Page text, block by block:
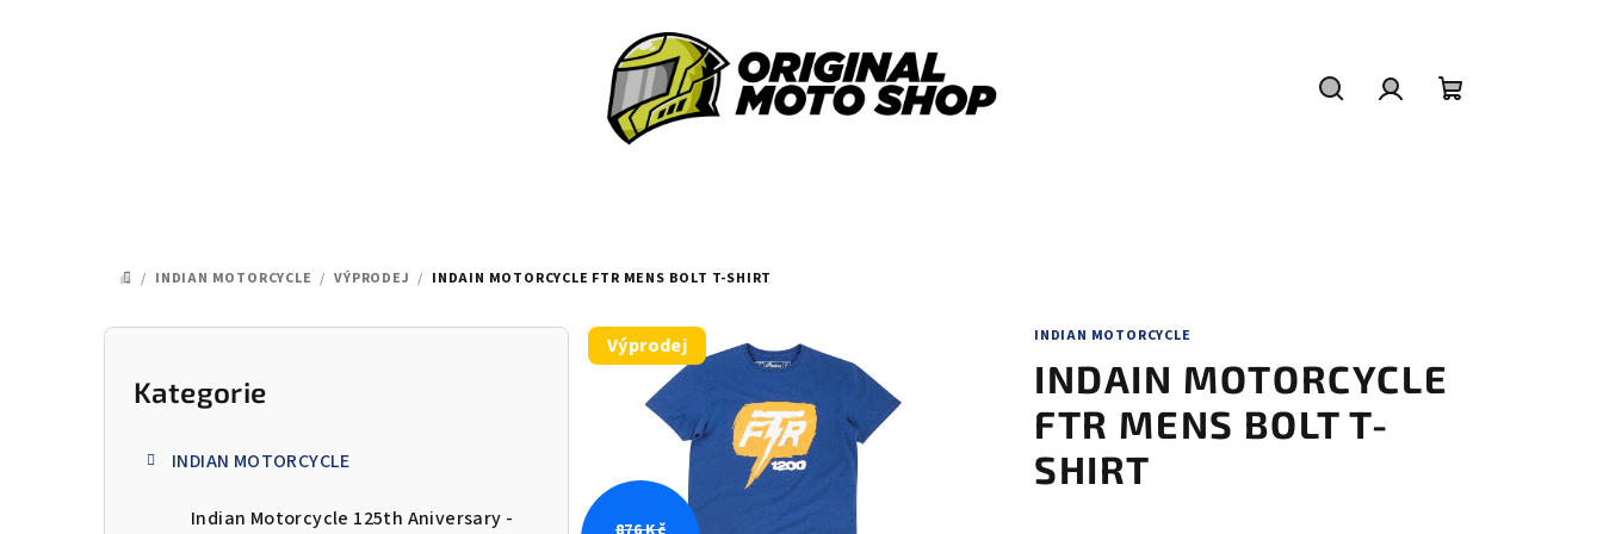
DOMŮ
/ INDIAN MOTORCYCLE / VÝPRODEJ / INDAIN MOTORCYCLE FTR MENS BOLT T-SHIRT
P
Přeskočit
kategorie
Kategorie
INDIAN MOTORCYCLE
Indian Motorcycle 125th Aniversary -
INDIAN MOTORCYCLE
INDAIN MOTORCYCLE
FTR MENS BOLT T-
SHIRT
Výprodej